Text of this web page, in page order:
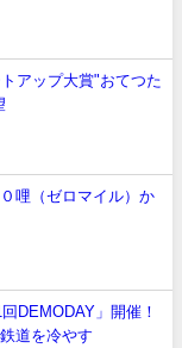
アップ大賞"おてつた
哩（ゼロマイル）か
DEMODAY」開催！
道を冷やす